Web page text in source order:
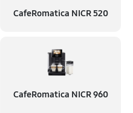
CafeRomatica NICR 520
CafeRomatica NICR 960